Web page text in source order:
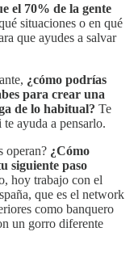
el 70% de la gente
situaciones o en qué
que ayudes a salvar
¿cómo podrías
para crear una
de lo habitual? Te
te ayuda a pensarlo.
operan? ¿Cómo
siguiente paso
hoy trabajo con el
que es el network
como banquero
un gorro diferente